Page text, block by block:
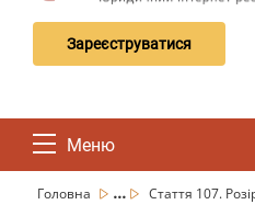
Зареєструватися
Меню
Головна ...
Стаття 107.